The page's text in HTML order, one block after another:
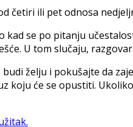
četiri ili pet odnosa
kad se po pitanju
U tom slučaju,
želju i pokušajte da
koju će se opustiti.